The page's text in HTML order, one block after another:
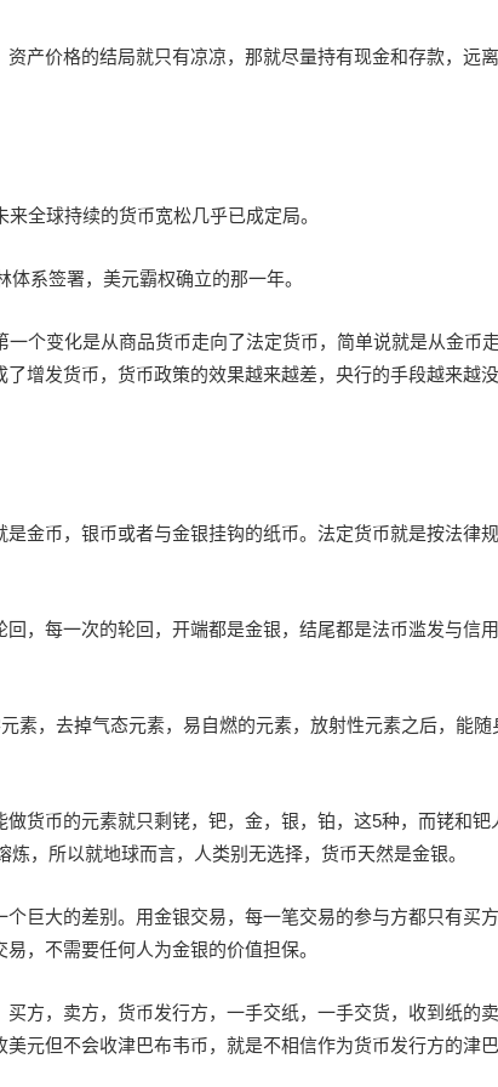
产价格的结局就只有凉凉，那就尽量持有现金和存款，远
全球持续的货币宽松几乎已成定局。
系签署，美元霸权确立的那一年。
个变化是从商品货币走向了法定货币，简单说就是从金币
增发货币，货币政策的效果越来越差，央行的手段越来越
金币，银币或者与金银挂钩的纸币。法定货币就是按法律
，每一次的轮回，开端都是金银，结尾都是法币滥发与信
素，去掉气态元素，易自燃的元素，放射性元素之后，能随
货币的元素就只剩铑，钯，金，银，铂，这5种，而铑和钯
，所以就地球而言，人类别无选择，货币天然是金银。
巨大的差别。用金银交易，每一笔交易的参与方都只有买
，不需要任何人为金银的价值担保。
方，卖方，货币发行方，一手交纸，一手交货，收到纸的
元但不会收津巴布韦币，就是不相信作为货币发行方的津